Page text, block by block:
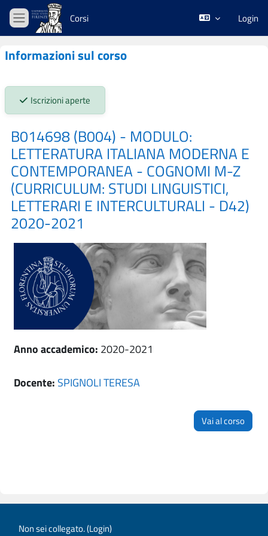
Vai al contenuto principale
Pannello laterale
Corsi Login
Informazioni sul corso
Stato iscrizioni:
Iscrizioni aperte
B014698 (B004) - MODULO:
LETTERATURA ITALIANA MODERNA E
CONTEMPORANEA - COGNOMI M-Z
(CURRICULUM: STUDI LINGUISTICI,
LETTERARI E INTERCULTURALI - D42)
2020-2021
Anno accademico: 2020-2021
Docente: SPIGNOLI TERESA
Vai al corso
Non sei collegato. (Login)